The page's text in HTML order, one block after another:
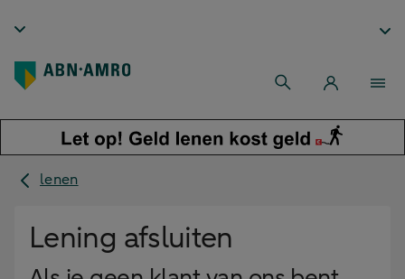
lenen
Lening afsluiten